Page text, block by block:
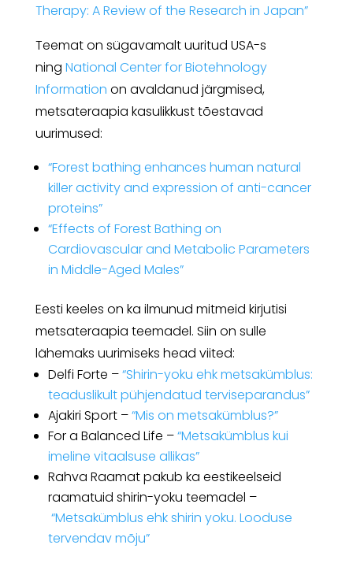
Therapy: A Review of the Research in Japan”
Teemat on sügavamalt uuritud USA-s
ning National Center for Biotehnology
Information on avaldanud järgmised,
metsateraapia kasulikkust tõestavad
uurimused:
“Forest bathing enhances human natural
killer activity and expression of anti-cancer
proteins”
“Effects of Forest Bathing on
Cardiovascular and Metabolic Parameters
in Middle-Aged Males”
Eesti keeles on ka ilmunud mitmeid kirjutisi
metsateraapia teemadel. Siin on sulle
lähemaks uurimiseks head viited:
Delfi Forte –“Shirin-yoku ehk metsakümblus:
teaduslikult pühjendatud terviseparandus”
Ajakiri Sport –“Mis on metsakümblus?”
For a Balanced Life –“Metsakümblus kui
imeline vitaalsuse allikas”
Rahva Raamat pakub ka eestikeelseid
raamatuid shirin-yoku teemadel –
“Metsakümblus ehk shirin yoku. Looduse
tervendav mõju”